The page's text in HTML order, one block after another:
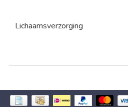
Lichaamsverzorging